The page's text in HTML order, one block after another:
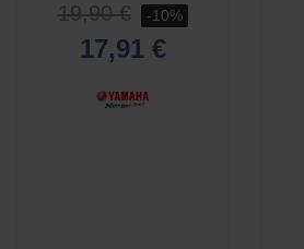
19,90 € -10%
17,91 €